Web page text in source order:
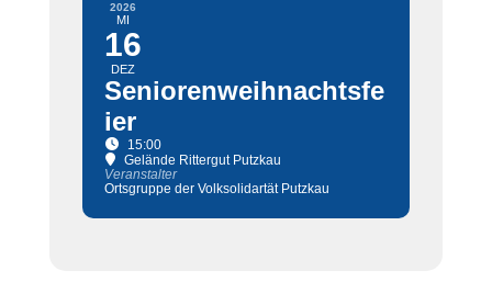
2026
MI
16
DEZ
Seniorenweihnachtsfe
ier
15:00
Gelände Rittergut Putzkau
Veranstalter
Ortsgruppe der Volksolidartät Putzkau